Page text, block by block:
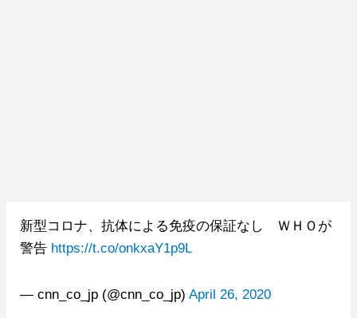
新型コロナ、抗体による免疫の保証なし ＷＨＯが
警告 https://t.co/onkxaY1p9L
— cnn_co_jp (@cnn_co_jp) April 26, 2020